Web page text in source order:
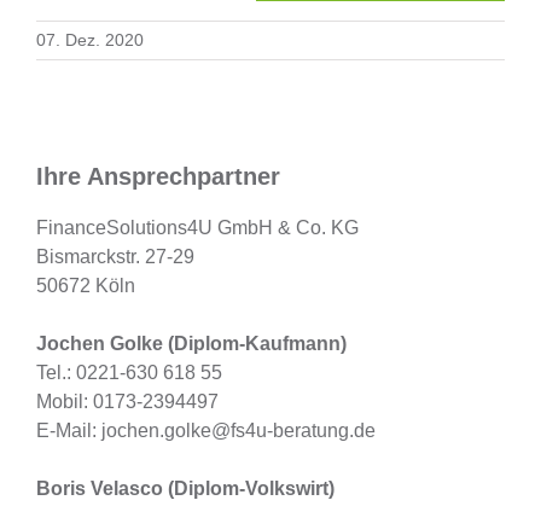
Onlinevergleich
07. Dez. 2020
Ihre Ansprechpartner
FinanceSolutions4U GmbH & Co. KG
Bismarckstr. 27-29
50672 Köln
Jochen Golke (Diplom-Kaufmann)
Tel.: 0221-630 618 55
Mobil: 0173-2394497
E-Mail: jochen.golke@fs4u-beratung.de
Boris Velasco (Diplom-Volkswirt)